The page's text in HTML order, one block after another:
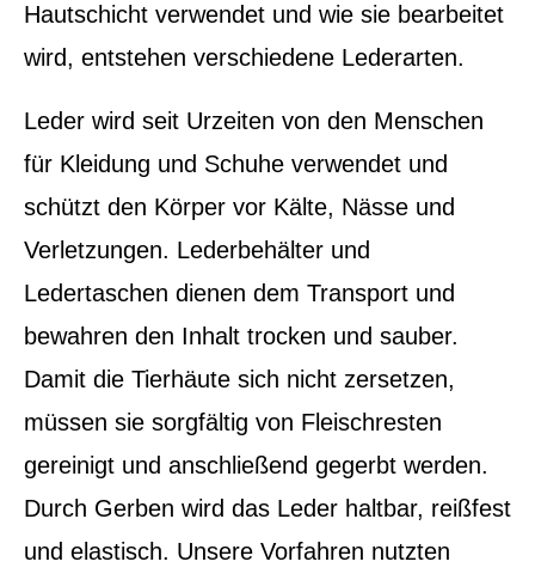
Hautschicht verwendet und wie sie bearbeitet
wird, entstehen verschiedene Lederarten.
Leder wird seit Urzeiten von den Menschen
für Kleidung und Schuhe verwendet und
schützt den Körper vor Kälte, Nässe und
Verletzungen. Lederbehälter und
Ledertaschen dienen dem Transport und
bewahren den Inhalt trocken und sauber.
Damit die Tierhäute sich nicht zersetzen,
müssen sie sorgfältig von Fleischresten
gereinigt und anschließend gegerbt werden.
Durch Gerben wird das Leder haltbar, reißfest
und elastisch. Unsere Vorfahren nutzten